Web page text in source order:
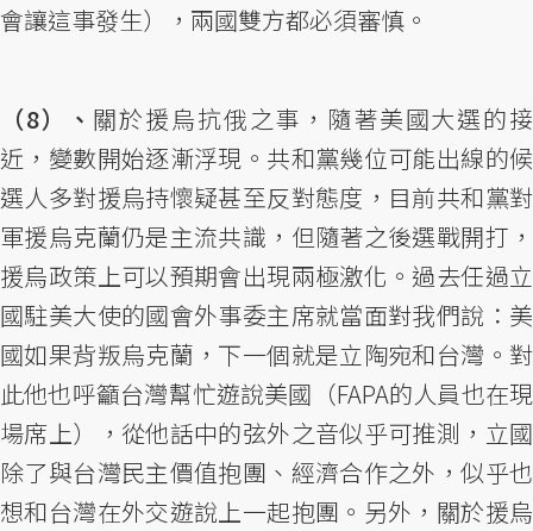
會讓這事發生），兩國雙方都必須審慎。
（8）、 關於援烏抗俄之事，隨著美國大選的接
近，變數開始逐漸浮現。共和黨幾位可能出線的候
選人多對援烏持懷疑甚至反對態度，目前共和黨對
軍援烏克蘭仍是主流共識，但隨著之後選戰開打，
援烏政策上可以預期會出現兩極激化。過去任過立
國駐美大使的國會外事委主席就當面對我們說：美
國如果背叛烏克蘭，下一個就是立陶宛和台灣。對
此他也呼籲台灣幫忙遊說美國（FAPA的人員也在現
場席上），從他話中的弦外之音似乎可推測，立國
除了與台灣民主價值抱團、經濟合作之外，似乎也
想和台灣在外交遊說上一起抱團。另外，關於援烏